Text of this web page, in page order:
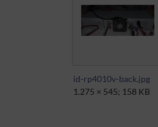
id-rp4010v-back.jpg
1.275 × 545; 158 KB